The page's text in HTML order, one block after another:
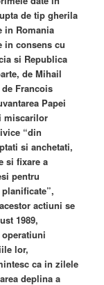
de tip gherila
in Romania
in consens cu
si Republica
de Mihail
Francois
Papei
miscarilor
“din
si anchetati,
si fixare a
pentru
actiuni se
1989,
lor,
ca in zilele
deplina a